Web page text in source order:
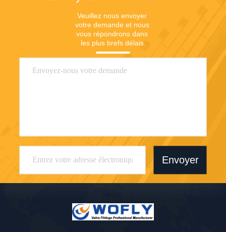
Veuillez nous envoyer
votre demande et nous
vous répondrons dans
les plus brefs délais.
Envoyer